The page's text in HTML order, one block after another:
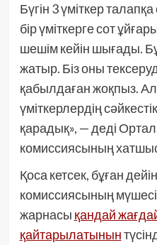
Бүгін 3 үміткер
бір үміткерге сот
шешім кейін шығады.
жатыр. Біз оны
қабылдаған жоқпыз.
үміткерлердің
қарадық», — деді
комиссиясының
Қоса кетсек, бұған
комиссиясының
жарнасы қандай
қайтарылатынын